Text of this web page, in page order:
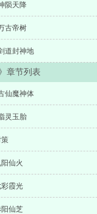
陨天降
古帝树
道封神地
章节列表
仙魔神体
灵玉胎
策
仙火
霞光
仙芝